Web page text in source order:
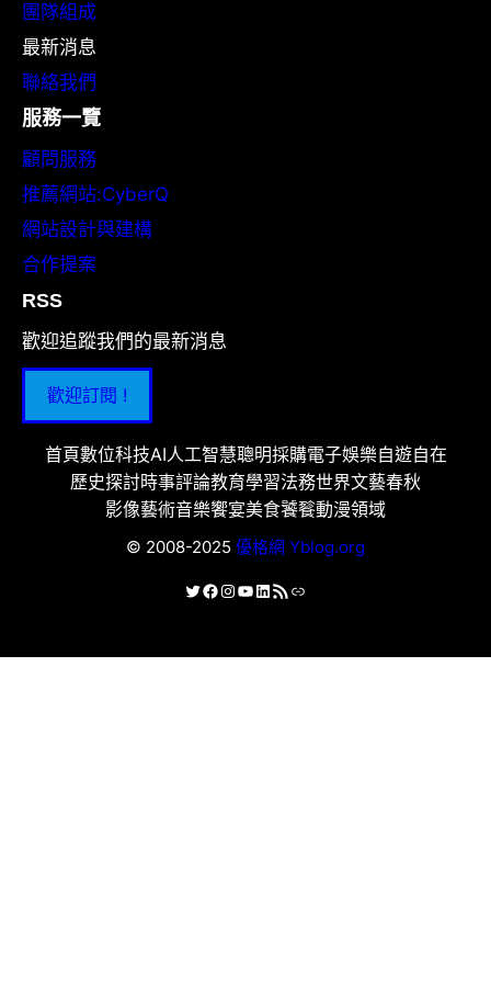
團隊組成
最新消息
聯絡我們
服務一覽
顧問服務
推薦網站:CyberQ
網站設計與建構
合作提案
RSS
歡迎追蹤我們的最新消息
歡迎訂閱 !
首頁數位科技AI人工智慧聰明採購電子娛樂自遊自在
歷史探討時事評論教育學習法務世界文藝春秋
影像藝術音樂饗宴美食饕餮動漫領域
© 2008-2025 優格網 Yblog.org
X Facebook
Instagram
YouTube
LinkedIn
RSS 資訊提供連結